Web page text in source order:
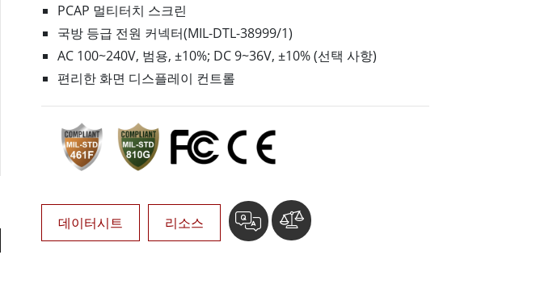
의료용 패널 PC
헬스케어 디스플레이
해양 임베디드 컴퓨터
AI 컴퓨터
엣지 AI 컴퓨팅
스테인리스 스틸 등급
PCAP 멀티터치 스크린
국방 등급 전원 커넥터(MIL-DTL-38999/1)
AC 100~240V, 범용, ±10%; DC 9~36V, ±10% (선택 사항)
편리한 화면 디스플레이 컨트롤
데이터시트 리소스